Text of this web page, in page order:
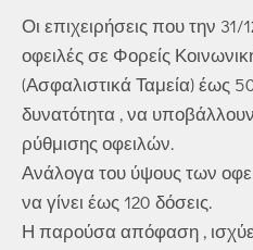
Οι επιχειρήσεις που την
οφειλές σε Φορείς
(Ασφαλιστικά Ταμεία) έως
δυνατότητα , να
ρύθμισης οφειλών.
Ανάλογα του ύψους των
να γίνει έως 120 δόσεις.
Η παρούσα απόφαση ,